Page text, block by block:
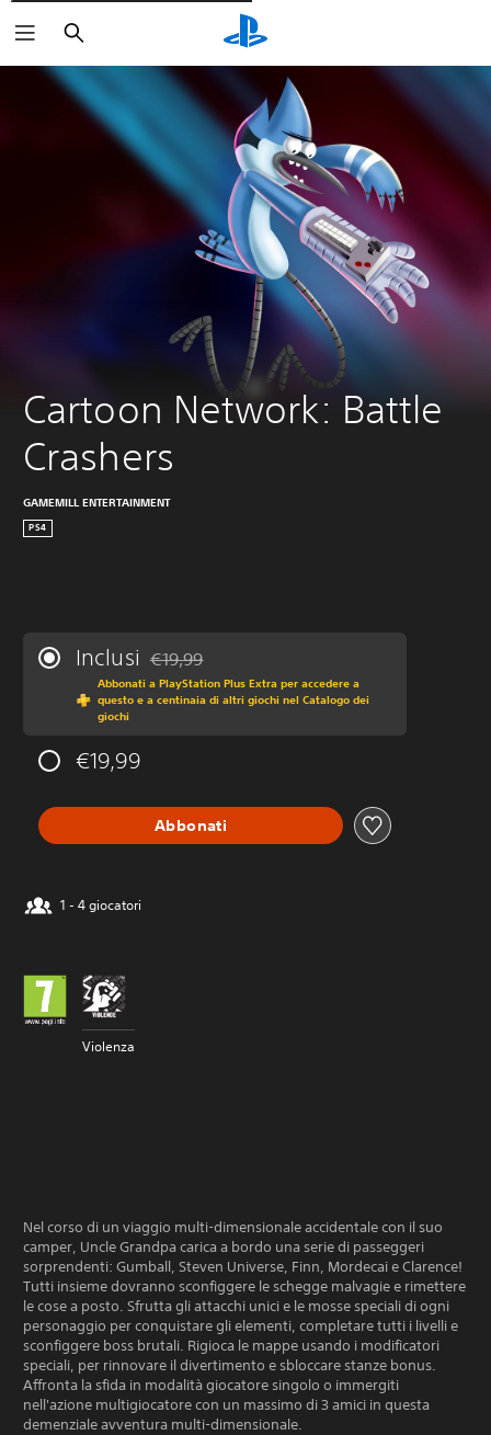
Cerca
Cartoon Network: Battle
Crashers
GAMEMILL ENTERTAINMENT
PS4
Inclusi Scontato dal prezzo originale di €19,99
€19,99
Abbonati a PlayStation Plus Extra per accedere a
questo e a centinaia di altri giochi nel Catalogo dei
giochi
€19,99
Abbonati
1 - 4 giocatori
Violenza
Nel corso di un viaggio multi-dimensionale accidentale con il suo
camper, Uncle Grandpa carica a bordo una serie di passeggeri
sorprendenti: Gumball, Steven Universe, Finn, Mordecai e Clarence!
Tutti insieme dovranno sconfiggere le schegge malvagie e rimettere
le cose a posto. Sfrutta gli attacchi unici e le mosse speciali di ogni
personaggio per conquistare gli elementi, completare tutti i livelli e
sconfiggere boss brutali. Rigioca le mappe usando i modificatori
speciali, per rinnovare il divertimento e sbloccare stanze bonus.
Affronta la sfida in modalità giocatore singolo o immergiti
nell'azione multigiocatore con un massimo di 3 amici in questa
demenziale avventura multi-dimensionale.